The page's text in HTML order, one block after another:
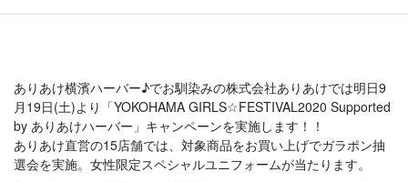
ありあけ横濱ハーバー♪でお馴染みの株式会社ありあけでは明日9
月19日(土)より「YOKOHAMA GIRLS☆FESTIVAL2020 Supported
by ありあけハーバー」キャンペーンを実施します！！
ありあけ直営の15店舗では、対象商品をお買い上げでガラポン抽
選会を実施。女性限定スペシャルユニフォームが当たります。